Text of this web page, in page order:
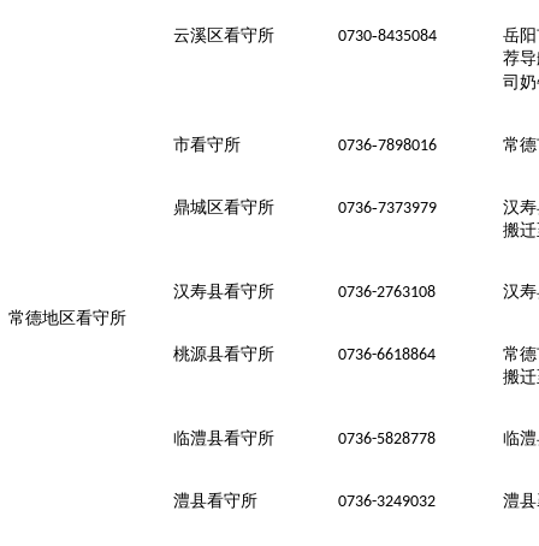
云溪区看守所 0730-8435084
岳
荐
司
常德地区看守所
市看守所 0736-7898016 常
鼎城区看守所 0736-7373979
汉
搬
汉寿县看守所 0736-2763108 汉
桃源县看守所 0736-6618864
常
搬
临澧县看守所 0736-5828778 临
澧县看守所 0736-3249032 澧